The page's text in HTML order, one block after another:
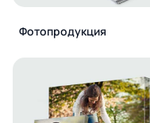
Фотопродукция